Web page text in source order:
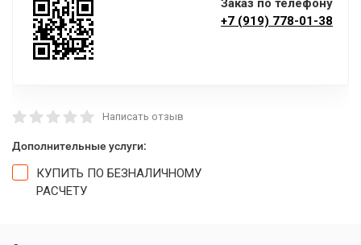
Заказ по телефону
+7 (919) 778-01-38
Написать отзыв
Дополнительные услуги:
КУПИТЬ ПО БЕЗНАЛИЧНОМУ
РАСЧЕТУ